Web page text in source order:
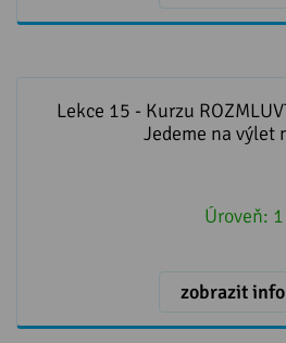
na výlet na
Lekce 15 - Kurzu
Jedeme na výlet
Úroveň: 1
zobrazit info